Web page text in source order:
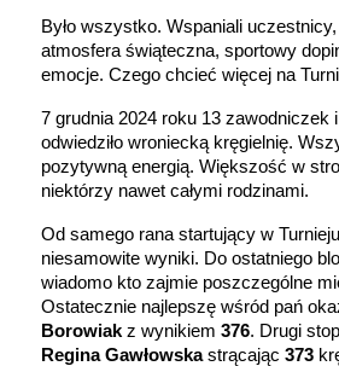
Było wszystko. Wspaniali
atmosfera świąteczna, sportowy
emocje. Czego chcieć więcej na
7 grudnia 2024 roku 13 zawodniczek
odwiedziło wroniecką kręgielnię.
pozytywną energią. Większość w
niektórzy nawet całymi rodzinami.
Od samego rana startujący w
niesamowite wyniki. Do ostatniego
wiadomo kto zajmie poszczególne
Ostatecznie najlepszę wśród pań
Borowiak z wynikiem376. Drugi
Regina Gawłowskastrącając373